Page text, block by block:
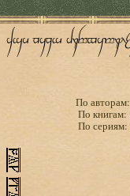
По авторам:
По книгам:
По сериям: